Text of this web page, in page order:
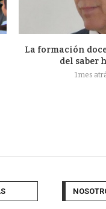
La formación
del saber
1 mes